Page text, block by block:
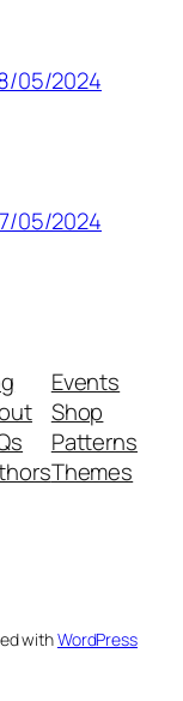
05/2024
05/2024
Events
Shop
Patterns
Themes
withWordPress